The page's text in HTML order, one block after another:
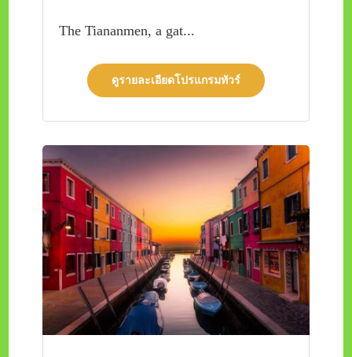
The Tiananmen, a gat...
ดูรายละเอียดโปรแกรมทัวร์